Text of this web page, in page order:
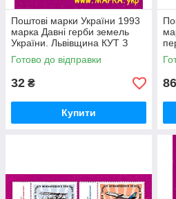
Поштові марки України 1993
марка Давні герби земель
України. Львівщина КУТ З
НАПИСОМ УКР
Готово до відправки
32 ₴
Купити
86